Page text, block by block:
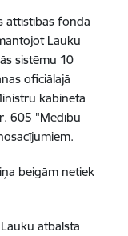
attīstības fonda
Lauku
sistēmu 10
oficiālajā
kabineta
605 "Medību
beigām netiek
atbalsta